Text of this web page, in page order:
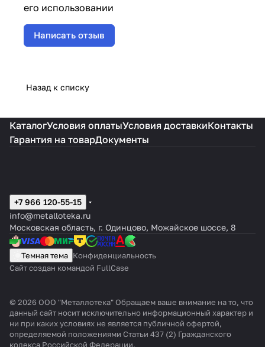
его использовании
Написать отзыв
Назад к списку
КаталогУсловия оплатыУсловия доставкиКонтакты
Гарантия на товарДокументы
+7 966 120-55-15
info@metalloteka.ru
Московская область, г. Одинцово, Можайское шоссе, 8
Темная тема Конфиденциальность
Сайт создан командой FullCase
© 2026 ООО "Металлотека" Обращаем ваше внимание на то, что
данный сайт носит исключительно информационный характер и
ни при каких условиях не является публичной офертой,
определяемой положениями Статьи 437 (2) Гражданского
кодекса Российской Федерации.